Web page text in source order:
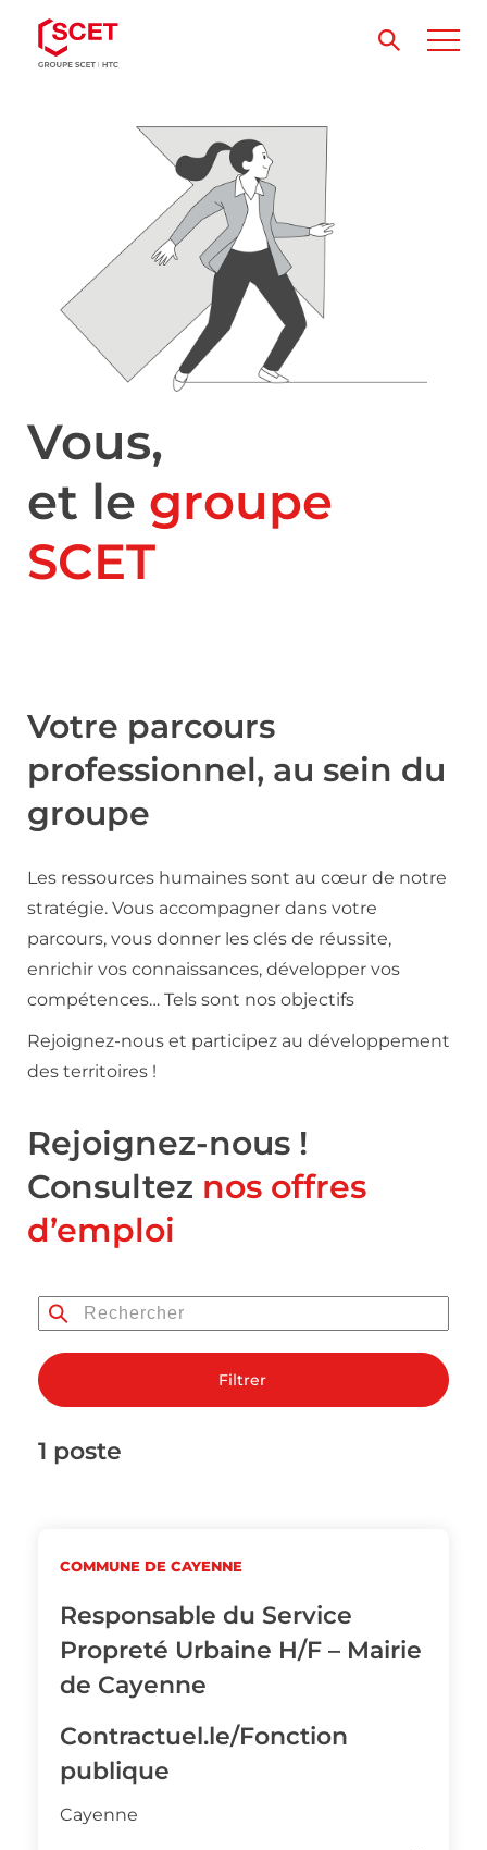
Vous,
et le groupe
SCET
Votre parcours
professionnel, au sein du
groupe
Les ressources humaines sont au cœur de notre
stratégie. Vous accompagner dans votre
parcours, vous donner les clés de réussite,
enrichir vos connaissances, développer vos
compétences… Tels sont nos objectifs
Rejoignez-nous et participez au développement
des territoires !
Rejoignez-nous !
Consultez nos offres
d’emploi
Filtrer
1 poste
COMMUNE DE CAYENNE
Responsable du Service
Propreté Urbaine H/F – Mairie
de Cayenne
Contractuel.le/Fonction
publique
Cayenne